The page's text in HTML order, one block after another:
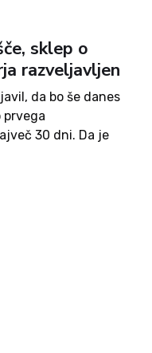
sklep o
razveljavljen
da bo še danes
prvega
30 dni. Da je